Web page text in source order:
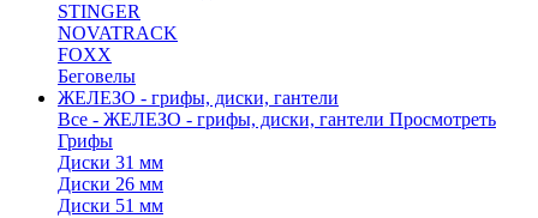
STINGER
NOVATRACK
FOXX
Беговелы
ЖЕЛЕЗО - грифы, диски, гантели
Все - ЖЕЛЕЗО - грифы, диски, гантели Просмотреть
Грифы
Диски 31 мм
Диски 26 мм
Диски 51 мм